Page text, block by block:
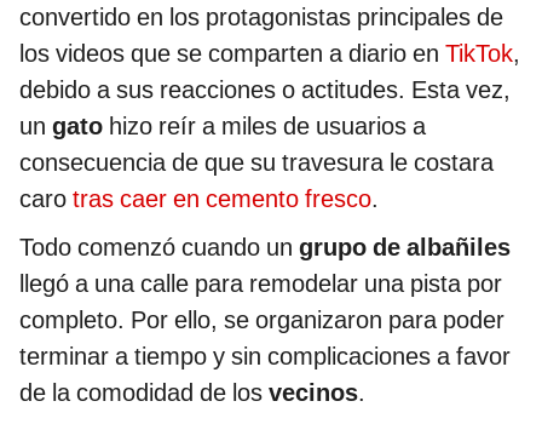
convertido en los protagonistas principales de
los videos que se comparten a diario en TikTok,
debido a sus reacciones o actitudes. Esta vez,
un gato hizo reír a miles de usuarios a
consecuencia de que su travesura le costara
caro tras caer en cemento fresco.
Todo comenzó cuando un grupo de albañiles
llegó a una calle para remodelar una pista por
completo. Por ello, se organizaron para poder
terminar a tiempo y sin complicaciones a favor
de la comodidad de los vecinos.